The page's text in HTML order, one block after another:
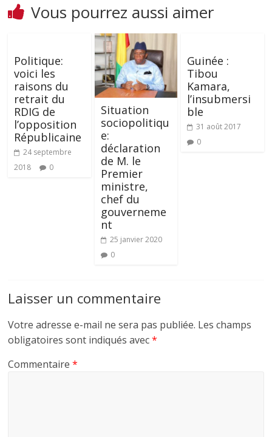
Vous pourrez aussi aimer
Politique:
voici les
raisons du
retrait du
RDIG de
l’opposition
Républicaine
24 septembre
2018
0
Situation
sociopolitiqu
e:
déclaration
de M. le
Premier
ministre,
chef du
gouverneme
nt
25 janvier 2020
0
Guinée :
Tibou
Kamara,
l’insubmersi
ble
31 août 2017
0
Laisser un commentaire
Votre adresse e-mail ne sera pas publiée. Les champs
obligatoires sont indiqués avec*
Commentaire*